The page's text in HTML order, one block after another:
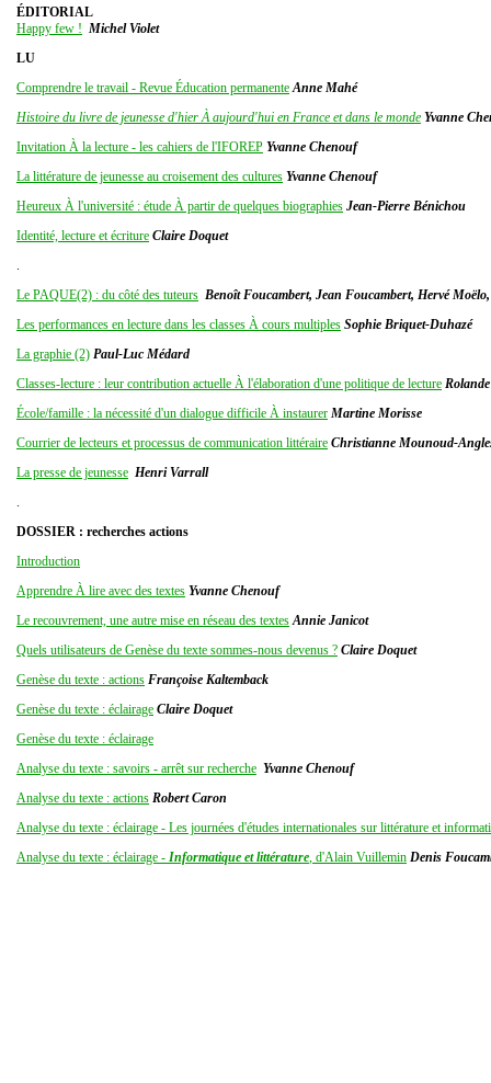
ÉDITORIAL
Happy few ! Michel Violet
LU
Comprendre le travail - Revue Éducation permanente Anne Mahé
Histoire du livre de jeunesse d'hier À aujourd'hui en France et dans le monde Yvanne
Invitation À la lecture - les cahiers de l'IFOREP Yvanne Chenouf
La littérature de jeunesse au croisement des cultures Yvanne Chenouf
Heureux À l'université : étude À partir de quelques biographies Jean-Pierre Bénichou
Identité, lecture et écriture Claire Doquet
.
Le PAQUE(2) : du côté des tuteurs Benoît Foucambert, Jean Foucambert, Hervé
Les performances en lecture dans les classes À cours multiples Sophie Briquet-Duhazé
La graphie (2) Paul-Luc Médard
Classes-lecture : leur contribution actuelle À l'élaboration d'une politique de lecture
École/famille : la nécessité d'un dialogue difficile À instaurer Martine Morisse
Courrier de lecteurs et processus de communication littéraire Christianne Mounoud-
La presse de jeunesse Henri Varrall
.
DOSSIER : recherches actions
Introduction
Apprendre À lire avec des textes Yvanne Chenouf
Le recouvrement, une autre mise en réseau des textes Annie Janicot
Quels utilisateurs de Genèse du texte sommes-nous devenus ? Claire Doquet
Genèse du texte : actions Françoise Kaltemback
Genèse du texte : éclairage Claire Doquet
Genèse du texte : éclairage
Analyse du texte : savoirs - arrêt sur recherche Yvanne Chenouf
Analyse du texte : actions Robert Caron
Analyse du texte : éclairage - Les journées d'études internationales sur littérature et
Analyse du texte : éclairage - Informatique et littérature, d'Alain Vuillemin Denis